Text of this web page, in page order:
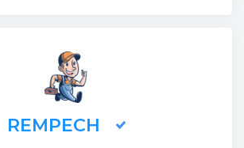
REMPECH